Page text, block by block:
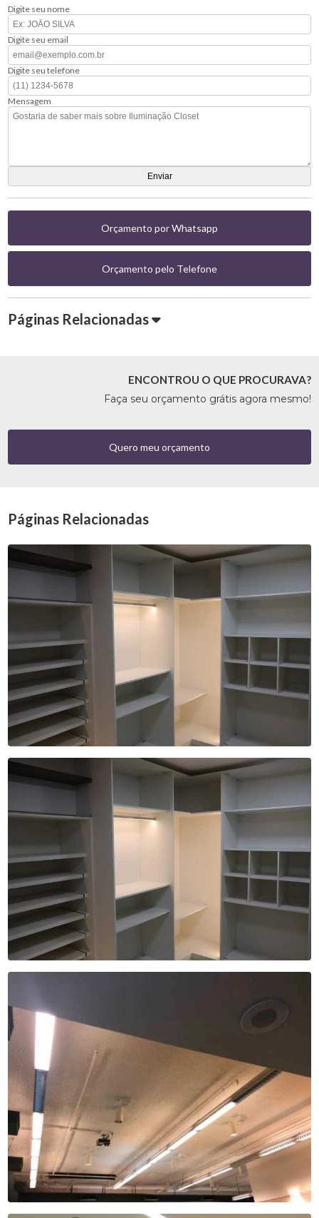
Digite seu nome
Digite seu email
Digite seu telefone
Mensagem
Orçamento por Whatsapp
Orçamento pelo Telefone
Páginas Relacionadas
ENCONTROU O QUE PROCURAVA?
Faça seu orçamento grátis agora mesmo!
Quero meu orçamento
Páginas Relacionadas